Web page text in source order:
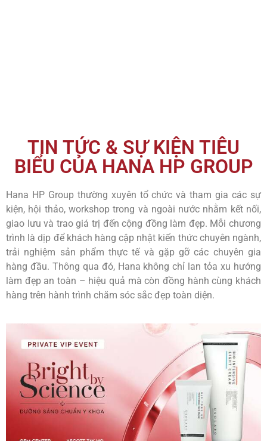
TIN TỨC & SỰ KIỆN TIÊU
BIỂU CỦA HANA HP GROUP
Hana HP Group thường xuyên tổ chức và tham gia các sự
kiện, hội thảo, workshop trong và ngoài nước nhằm kết nối,
giao lưu và trao giá trị đến cộng đồng làm đẹp. Mỗi chương
trình là dịp để khách hàng cập nhật kiến thức chuyên ngành,
trải nghiệm sản phẩm thực tế và gặp gỡ các chuyên gia
hàng đầu. Thông qua đó, Hana không chỉ lan tỏa xu hướng
làm đẹp an toàn – hiệu quả mà còn đồng hành cùng khách
hàng trên hành trình chăm sóc sắc đẹp toàn diện.